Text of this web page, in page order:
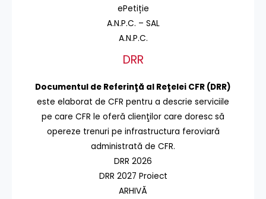
ePetiție
A.N.P.C. – SAL
A.N.P.C.
DRR
Documentul de Referinţă al Reţelei CFR (DRR)
este elaborat de CFR pentru a descrie serviciile
pe care CFR le oferă clienţilor care doresc să
opereze trenuri pe infrastructura feroviară
administrată de CFR.
DRR 2026
DRR 2027 Proiect
ARHIVĂ